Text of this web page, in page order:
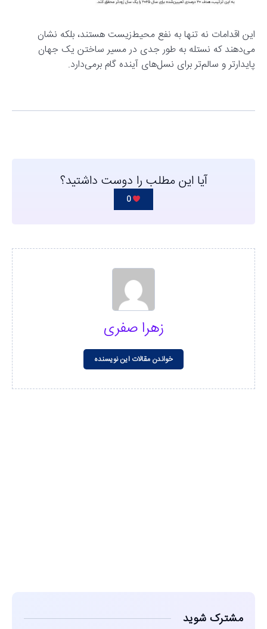
این اقدامات نه تنها به نفع محیط‌زیست هستند، بلکه نشان
می‌دهند که نستله به طور جدی در مسیر ساختن یک جهان
پایدارتر و سالم‌تر برای نسل‌های آینده گام برمی‌دارد.
آیا این مطلب را دوست داشتید؟
0
زهرا صفری
خواندن مقالات این نویسنده
مشترک شوید